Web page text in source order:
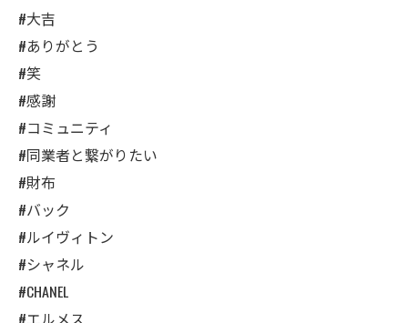
#大吉
#ありがとう
#笑
#感謝
#コミュニティ
#同業者と繋がりたい
#財布
#バック
#ルイヴィトン
#シャネル
#CHANEL
#エルメス